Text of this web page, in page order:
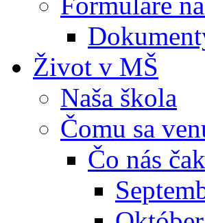
Život v MŠ
Naša škola
Čomu sa
Čo nás